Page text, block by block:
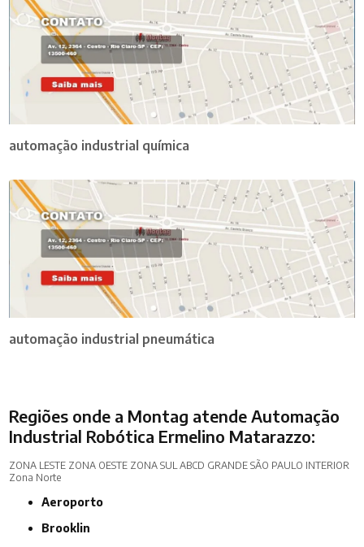
automação industrial química
automação industrial pneumática
Regiões onde a Montag atende Automação
Industrial Robótica Ermelino Matarazzo:
ZONA LESTE ZONA OESTE ZONA SUL ABCD GRANDE SÃO PAULO INTERIOR
Zona Norte
Aeroporto
Brooklin